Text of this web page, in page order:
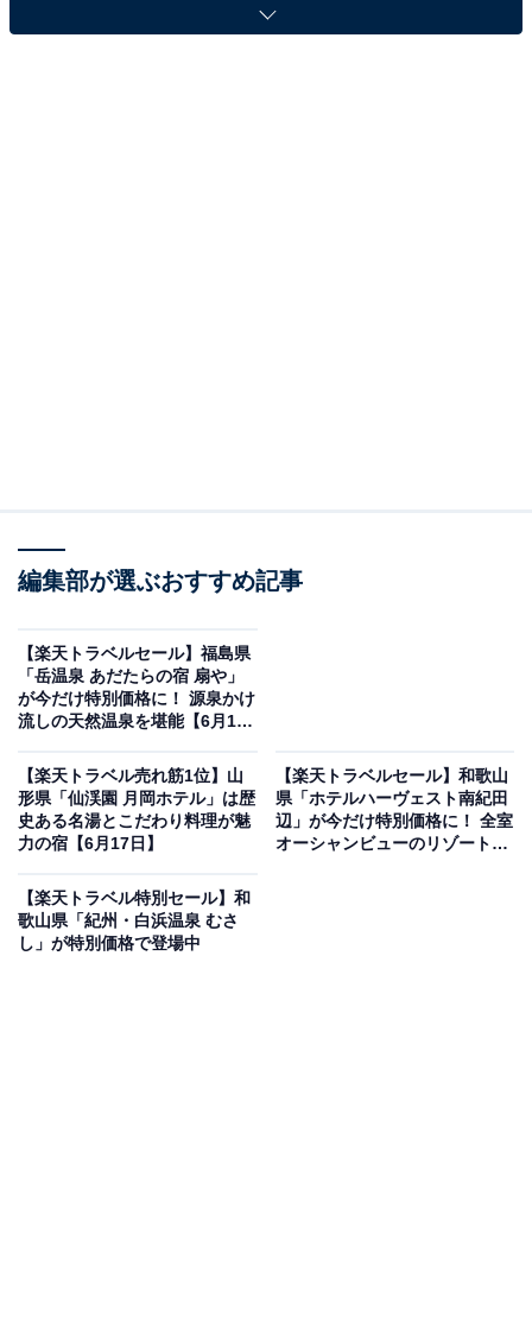
※以下のセール情報は2026年6月17日13時現在のもので
箱根湯本温泉 箱根パークス吉野（画像出典：楽天トラベル）
「箱根の100～51室のホテル・旅館」で1位を獲得してい
楽天トラベルでホテルを見る
編集部が選ぶおすすめ記事
【楽天トラベルセール】福島県
「岳温泉 あだたらの宿 扇や」
が今だけ特別価格に！ 源泉かけ
流しの天然温泉を堪能【6月17
【楽天トラベル売れ筋1位】山
形県「仙渓園 月岡ホテル」は歴
史ある名湯とこだわり料理が魅
力の宿【6月17日】
【楽天トラベルセール】和歌山
県「ホテルハーヴェスト南紀田
辺」が今だけ特別価格に！ 全室
オーシャンビューのリゾートホ
【楽天トラベル特別セール】和
歌山県「紀州・白浜温泉 むさ
し」が特別価格で登場中